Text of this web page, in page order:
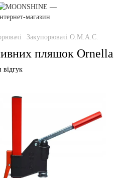
Закупорювачі O.M.A.C.
пляшок Ornella
відгук